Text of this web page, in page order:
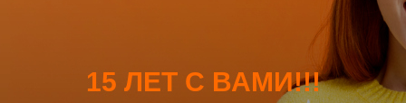
15 ЛЕТ С ВАМИ!!!